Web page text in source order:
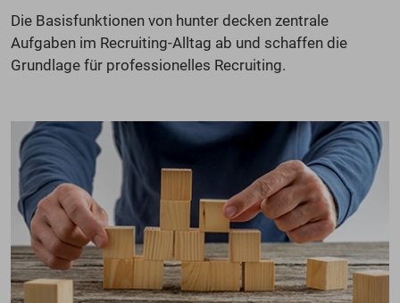
Die Basisfunktionen von hunter decken zentrale
Aufgaben im Recruiting-Alltag ab und schaffen die
Grundlage für professionelles Recruiting.